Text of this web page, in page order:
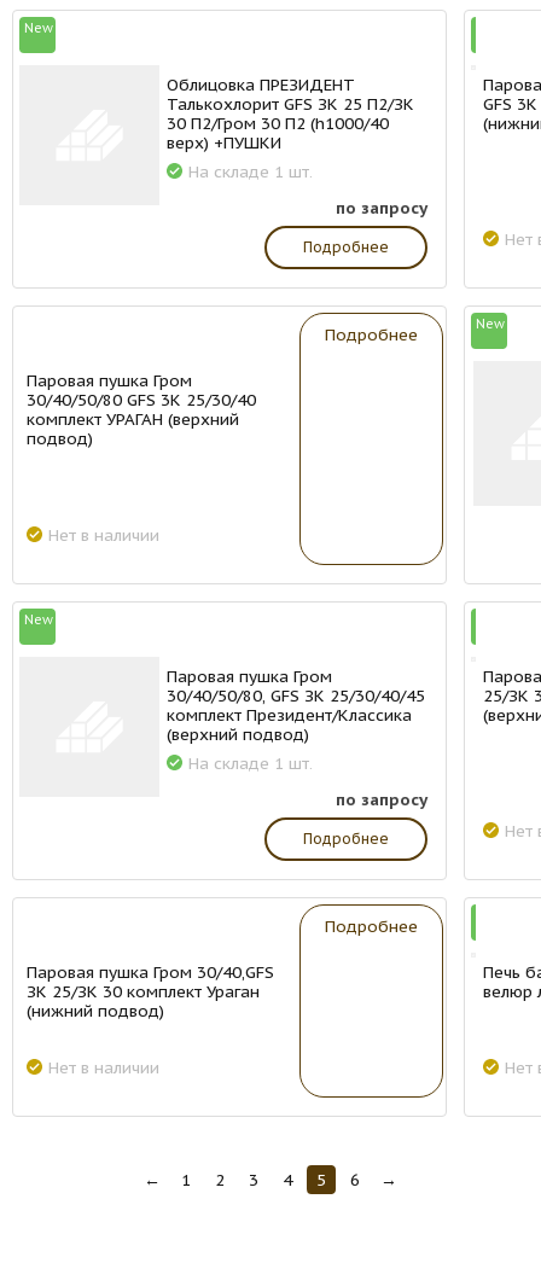
New
Облицовка ПРЕЗИДЕНТ
Талькохлорит GFS ЗК 25 П2/ЗК
30 П2/Гром 30 П2 (h1000/40
верх) +ПУШКИ
На складе 1 шт.
по запросу
Подробнее
GFS
Нет
Паровая пушка Гром
30/40/50/80 GFS 3K 25/30/40
комплект УРАГАН (верхний
подвод)
Нет в наличии
Подробнее New
New
Паровая пушка Гром
30/40/50/80, GFS ЗК 25/30/40/45
комплект Президент/Классика
(верхний подвод)
На складе 1 шт.
по запросу
Подробнее
25/ЗК
Нет
Паровая пушка Гром 30/40,GFS
ЗК 25/ЗК 30 комплект Ураган
(нижний подвод)
Нет в наличии
Подробнее
Печь
велюр
Нет
← 1 2 3 4 5 6 →